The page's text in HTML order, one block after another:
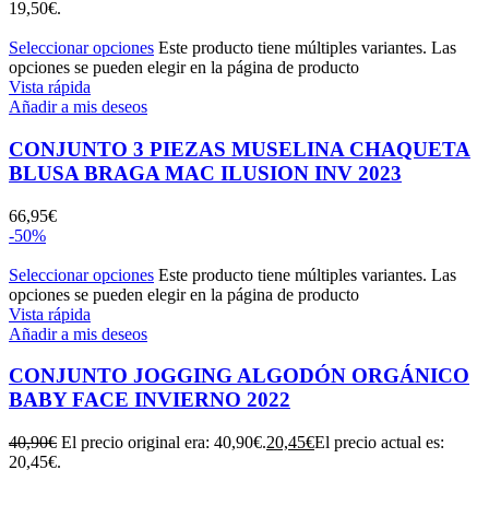
19,50€.
Seleccionar opciones Este producto tiene múltiples variantes. Las
opciones se pueden elegir en la página de producto
Vista rápida
Añadir a mis deseos
CONJUNTO 3 PIEZAS MUSELINA CHAQUETA
BLUSA BRAGA MAC ILUSION INV 2023
66,95€
-50%
Seleccionar opciones Este producto tiene múltiples variantes. Las
opciones se pueden elegir en la página de producto
Vista rápida
Añadir a mis deseos
CONJUNTO JOGGING ALGODÓN ORGÁNICO
BABY FACE INVIERNO 2022
40,90€ El precio original era: 40,90€.20,45€El precio actual es:
20,45€.